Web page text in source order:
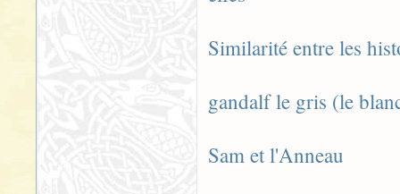
Similarité entre les
gandalf le gris (le
Sam et l'Anneau